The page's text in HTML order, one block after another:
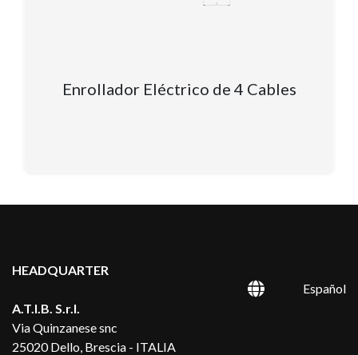
Enrollador Eléctrico de 4 Cables
HEADQUARTER
Español
A.T.I.B. S.r.l.
Via Quinzanese snc
25020 Dello, Brescia - ITALIA